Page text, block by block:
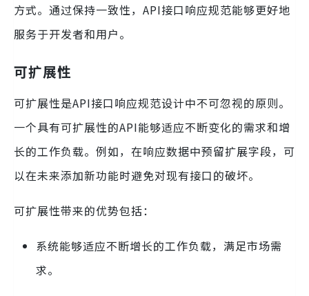
方式。通过保持一致性，API接口响应规范能够更好地
服务于开发者和用户。
可扩展性
可扩展性是API接口响应规范设计中不可忽视的原则。
一个具有可扩展性的API能够适应不断变化的需求和增
长的工作负载。例如，在响应数据中预留扩展字段，可
以在未来添加新功能时避免对现有接口的破坏。
可扩展性带来的优势包括：
系统能够适应不断增长的工作负载，满足市场需
求。